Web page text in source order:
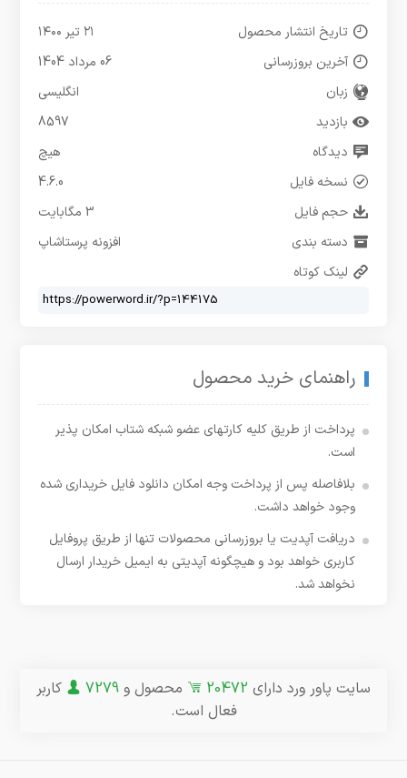
تاریخ انتشار محصول
۲۱ تیر ۱۴۰۰
آخرین بروزرسانی
06 مرداد 1404
زبان
انگلیسی
بازدید
8597
دیدگاه
هیچ
نسخه فایل
4.6.0
حجم فایل
3 مگابایت
دسته بندی
افزونه پرستاشاپ
لینک کوتاه
راهنمای خرید محصول
پرداخت از طریق کلیه کارتهای عضو شبکه شتاب امکان پذیر
است.
بلافاصله پس از پرداخت وجه امکان دانلود فایل خریداری شده
وجود خواهد داشت.
دریافت آپدیت یا بروزرسانی محصولات تنها از طریق پروفایل
کاربری خواهد بود و هیچگونه آپدیتی به ایمیل خریدار ارسال
نخواهد شد.
سایت پاور ورد دارای 20472 محصول و 7279
کاربر
فعال است.